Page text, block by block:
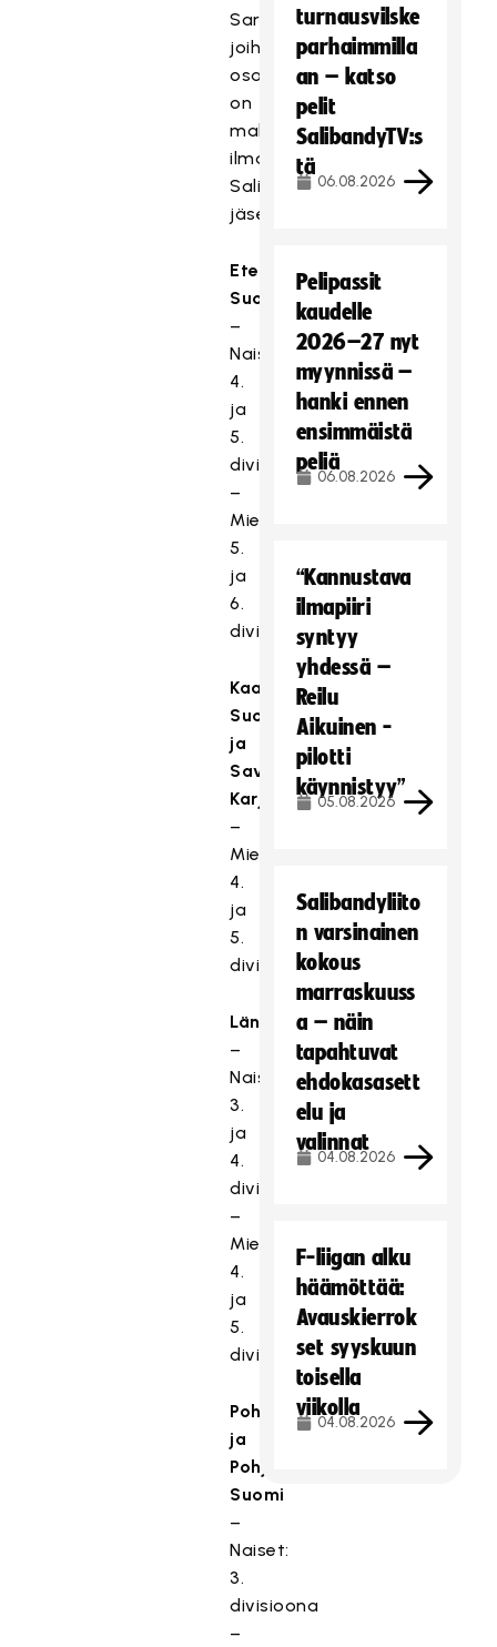
Sarjatasot,
joihin
osallistuminen
on
mahdollista
ilman
Salibandyliiton
jäsenyyttä:
Etelä-
Suomi
–
Naiset:
4.
ja
5.
divisioona
–
Miehet:
5.
ja
6.
divisioona
Kaakkois-
Suomi
ja
Savo-
Karjala
–
Miehet:
4.
ja
5.
divisioona
Länsirannikko
–
Naiset:
3.
ja
4.
divisioona
–
Miehet:
4.
ja
5.
divisioona
Pohjanmaa
ja
Pohjois-
Suomi
–
Naiset:
3.
divisioona
–
turnausvilske
parhaimmilla
an – katso
pelit
SalibandyTV:s
tä
06.08.2026
Pelipassit
kaudelle
2026–27 nyt
myynnissä –
hanki ennen
ensimmäistä
peliä
06.08.2026
“Kannustava
ilmapiiri
syntyy
yhdessä –
Reilu
Aikuinen -
pilotti
käynnistyy”
05.08.2026
Salibandyliito
n varsinainen
kokous
marraskuuss
a – näin
tapahtuvat
ehdokasasett
elu ja
valinnat
04.08.2026
F-liigan alku
häämöttää:
Avauskierrok
set syyskuun
toisella
viikolla
04.08.2026